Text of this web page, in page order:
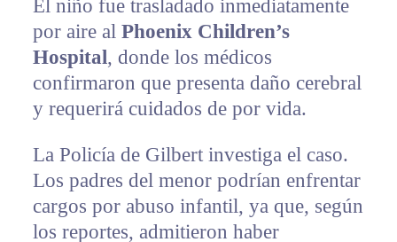
El niño fue trasladado inmediatamente
por aire al Phoenix Children’s
Hospital, donde los médicos
confirmaron que presenta daño cerebral
y requerirá cuidados de por vida.
La Policía de Gilbert investiga el caso.
Los padres del menor podrían enfrentar
cargos por abuso infantil, ya que, según
los reportes, admitieron haber